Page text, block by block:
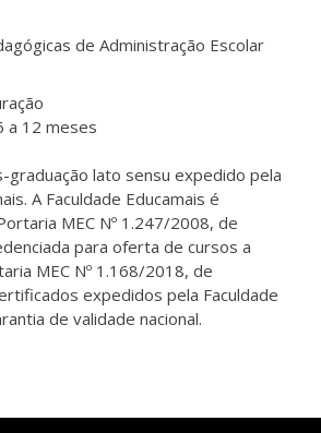
de Administração Escolar
a 12 meses
graduação lato sensu expedido pela
A Faculdade Educamais é
MEC Nº 1.247/2008, de
para oferta de cursos a
MEC Nº 1.168/2018, de
expedidos pela Faculdade
de validade nacional.